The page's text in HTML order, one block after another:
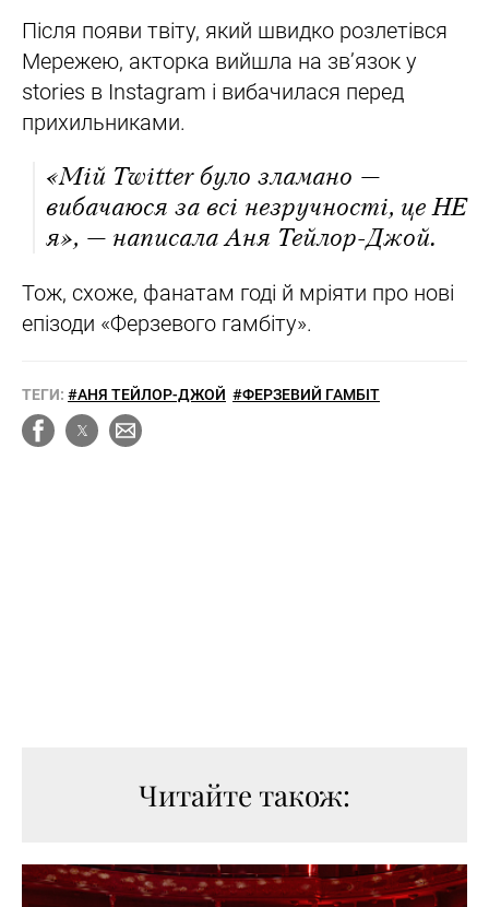
Після появи твіту, який швидко розлетівся
Мережею, акторка вийшла на зв’язок у
stories в Instagram і вибачилася перед
прихильниками.
«Мій Twitter було зламано —
вибачаюся за всі незручності, це НЕ
я», — написала Аня Тейлор-Джой.
Тож, схоже, фанатам годі й мріяти про нові
епізоди «Ферзевого гамбіту».
ТЕГИ: #АНЯ ТЕЙЛОР-ДЖОЙ #ФЕРЗЕВИЙ ГАМБІТ
Читайте також: